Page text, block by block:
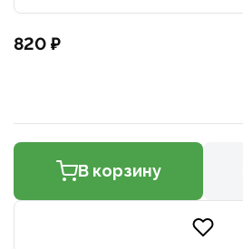
820 ₽
В корзину